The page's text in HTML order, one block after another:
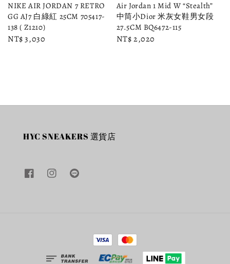
NIKE AIR JORDAN 7 RETRO
GG AJ7 白綠紅 25CM 705417-
138 ( Z1210)
Regular
NT$ 3,030
Air Jordan 1 Mid W “Stealth”
中筒小Dior 米灰女鞋男女段
27.5CM BQ6472-115
Regular
NT$ 2,020
HYC SNEAKERS 選貨店